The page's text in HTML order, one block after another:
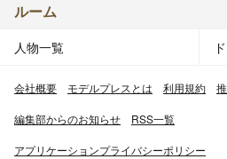
ルーム
人物一覧
会社概要 モデルプレスとは 利用規約
編集部からのお知らせ RSS一覧
アプリケーションプライバシーポリシー